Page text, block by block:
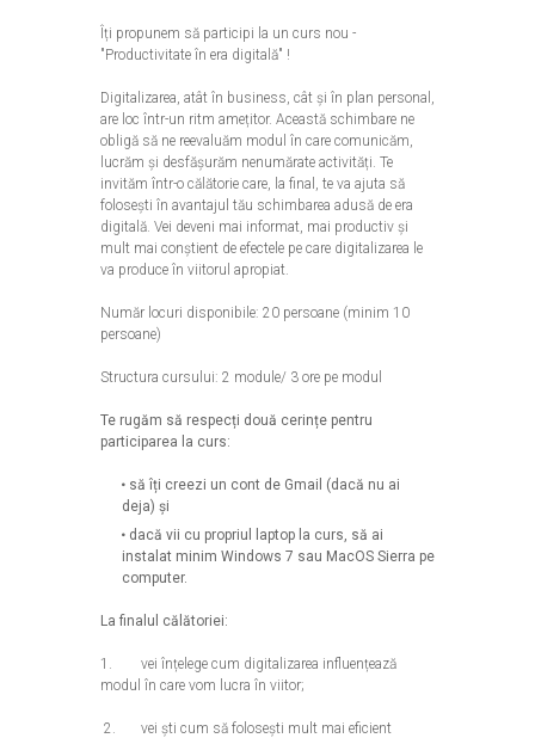
Îți propunem să participi la un curs nou -
"Productivitate în era digitală" !
Digitalizarea, atât în business, cât și în plan personal,
are loc într-un ritm amețitor. Această schimbare ne
obligă să ne reevaluăm modul în care comunicăm,
lucrăm și desfășurăm nenumărate activități. Te
invităm într-o călătorie care, la final, te va ajuta să
folosești în avantajul tău schimbarea adusă de era
digitală. Vei deveni mai informat, mai productiv și
mult mai conștient de efectele pe care digitalizarea le
va produce în viitorul apropiat.
Număr locuri disponibile: 20 persoane (minim 10
persoane)
Structura cursului: 2 module/ 3 ore pe modul
Te rugăm să respecți două cerințe pentru
participarea la curs:
să îți creezi un cont de Gmail (dacă nu ai
deja) și
dacă vii cu propriul laptop la curs, să ai
instalat minim Windows 7 sau MacOS Sierra pe
computer.
La finalul călătoriei:
1. vei înțelege cum digitalizarea influențează
modul în care vom lucra în viitor;
2. vei ști cum să folosești mult mai eficient